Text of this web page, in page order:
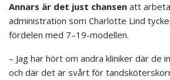
Annars är det just chansen att
administration som Charlotte Lind
fördelen med 7–19-modellen.
– Jag har hört om andra kliniker där de
och där det är svårt för